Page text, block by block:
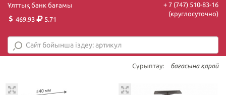
Ұлттық банк бағамы
469.93
5.71
+ 7 (747) 510-83-16
(круглосуточно)
Сұрыптау: бағасына қарай